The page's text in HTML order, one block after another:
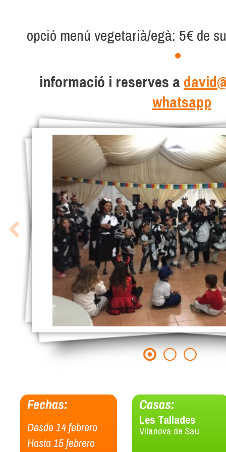
opció menú vegetarià/egà: 5€ de
​informació i reserves a
whatsapp
Fechas:
Desde 14 febrero
Hasta 15 febrero
Casas:
Les Tallades
Vilanova de Sau